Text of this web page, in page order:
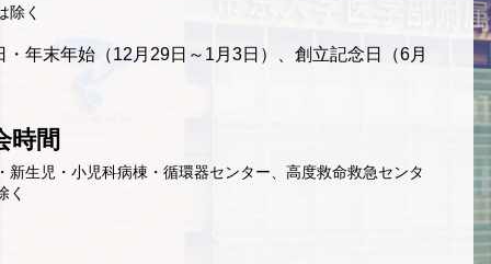
除く
・年末年始（12月29日～1月3日）、創立記念日（6月
時間
新生児・小児科病棟・循環器センター、高度救命救急センタ
く